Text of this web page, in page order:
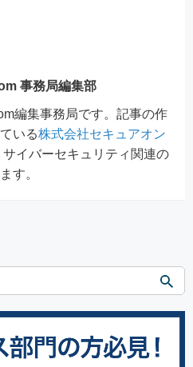
事務局編集部
編集事務局です。記事の作
いる株式会社セキュアオン
イバーセキュリティ関連の
す。